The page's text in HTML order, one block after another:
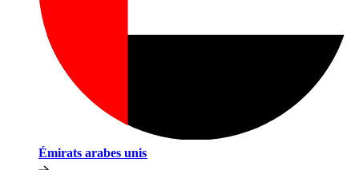
Émirats arabes unis​​